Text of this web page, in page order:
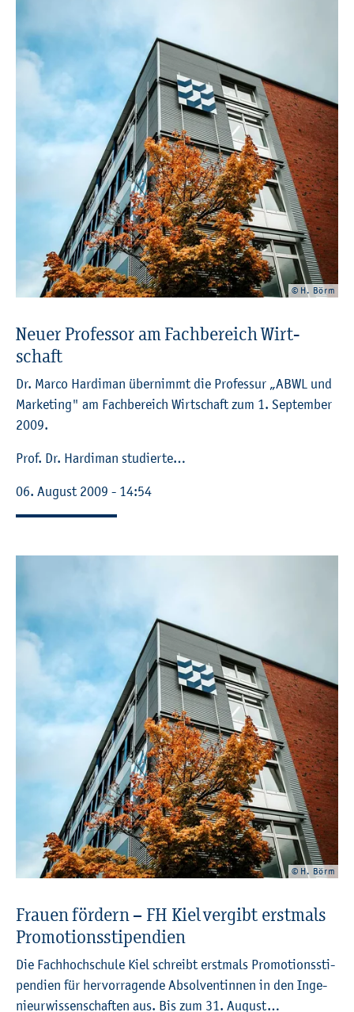
© H. Börm
Neuer Pro­fes­sor am Fach­be­reich Wirt­
schaft
Dr. Marco Har­di­man über­nimmt die Pro­fes­sur „ABWL und
Mar­ke­ting" am Fach­be­reich Wirt­schaft zum 1. Sep­tem­ber
2009.
Prof. Dr. Har­di­man stu­dier­te…
06. Au­gust 2009 - 14:54
© H. Börm
Frau­en för­dern – FH Kiel ver­gibt erst­mals
Pro­mo­ti­ons­sti­pen­di­en
Die Fach­hoch­schu­le Kiel schreibt erst­mals Pro­mo­ti­ons­sti­
pen­di­en für her­vor­ra­gen­de Ab­sol­ven­tin­nen in den In­ge­
nieur­wis­sen­schaf­ten aus. Bis zum 31. Au­gust…